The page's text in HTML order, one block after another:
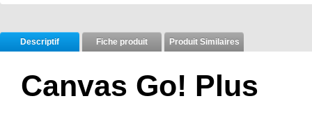
Descriptif Fiche produit Produit Similaires
Canvas Go! Plus